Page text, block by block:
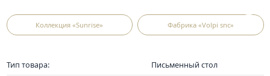
Фабрика «Volpi snc»
Коллекция «Sunrise»
Тип товара: Письменный стол